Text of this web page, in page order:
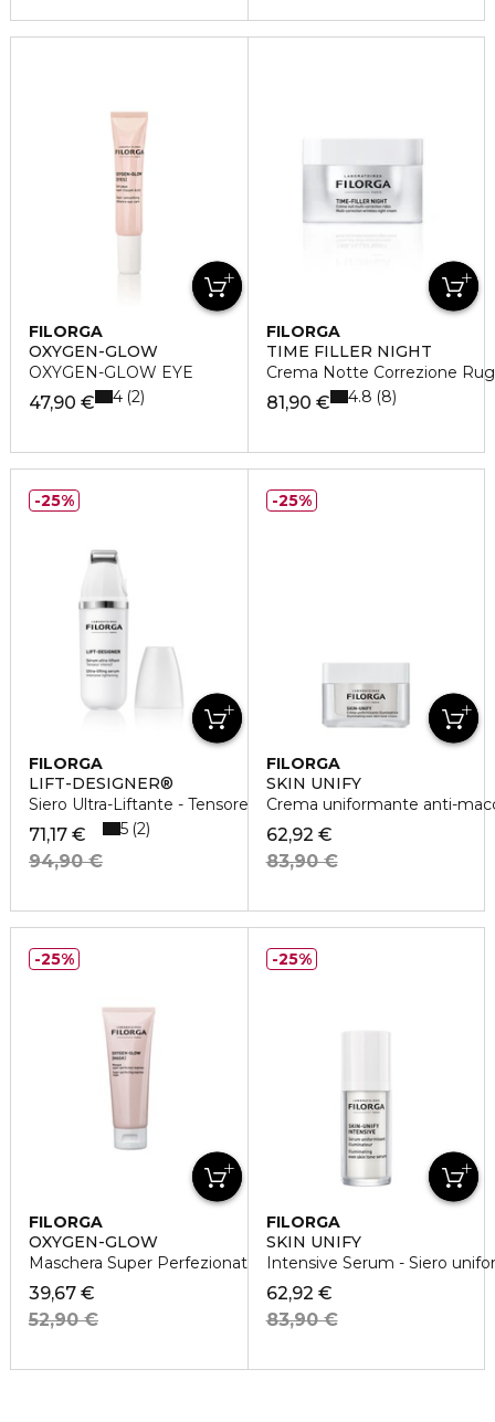
FILORGA
OXYGEN-GLOW
OXYGEN-GLOW EYE
47,90 € 4 2
FILORGA
TIME FILLER NIGHT
Crema Notte Correzione
81,90 € 4.8 8
FILORGA
LIFT-DESIGNER®
Siero Ultra-Liftante - Tensore Intensivo
71,17 €
94,90 €
5 2
25%
FILORGA
SKIN UNIFY
Crema uniformante anti-
62,92 €
83,90 €
25%
FILORGA
OXYGEN-GLOW
Maschera Super Perfezionatrice Illuminate
39,67 €
52,90 €
25%
FILORGA
SKIN UNIFY
Intensive Serum - Siero
62,92 €
83,90 €
25%